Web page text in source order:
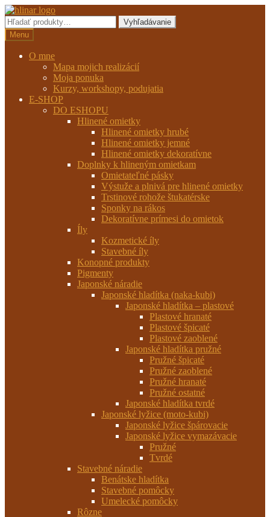
Preskočiť
na
navigáciu
Preskočiť
na
obsah
Hľadať:
Vyhľadávanie
Menu
O mne
Mapa mojich realizácií
Moja ponuka
Kurzy, workshopy, podujatia
E-SHOP
DO ESHOPU
Hlinené omietky
Hlinené omietky hrubé
Hlinené omietky jemné
Hlinené omietky dekoratívne
Doplnky k hlineným omietkam
Omietateľné pásky
Výstuže a plnivá pre hlinené omietky
Trstinové rohože štukatérske
Sponky na rákos
Dekoratívne prímesi do omietok
Íly
Kozmetické íly
Stavebné íly
Konopné produkty
Pigmenty
Japonské náradie
Japonské hladítka (naka-kubi)
Japonské hladítka – plastové
Plastové hranaté
Plastové špicaté
Plastové zaoblené
Japonské hladítka pružné
Pružné špicaté
Pružné zaoblené
Pružné hranaté
Pružné ostatné
Japonské hladítka tvrdé
Japonské lyžice (moto-kubi)
Japonské lyžice špárovacie
Japonské lyžice vymazávacie
Pružné
Tvrdé
Stavebné náradie
Benátske hladítka
Stavebné pomôcky
Umelecké pomôcky
Rôzne